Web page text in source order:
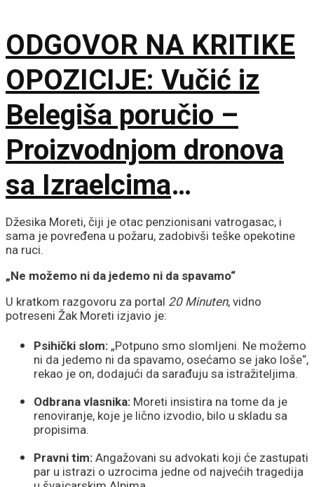
ODGOVOR NA KRITIKE
OPOZICIJE: Vučić iz
Belegiša poručio –
Proizvodnjom dronova
sa Izraelcima
postajemo vojna sila
Džesika Moreti, čiji je otac penzionisani vatrogasac, i
sama je povređena u požaru, zadobivši teške opekotine
na ruci.
„Ne možemo ni da jedemo ni da spavamo“
U kratkom razgovoru za portal 20 Minuten, vidno
potreseni Žak Moreti izjavio je:
Psihički slom: „Potpuno smo slomljeni. Ne možemo
ni da jedemo ni da spavamo, osećamo se jako loše“,
rekao je on, dodajući da sarađuju sa istražiteljima.
Odbrana vlasnika: Moreti insistira na tome da je
renoviranje, koje je lično izvodio, bilo u skladu sa
propisima.
Pravni tim: Angažovani su advokati koji će zastupati
par u istrazi o uzrocima jedne od najvećih tragedija